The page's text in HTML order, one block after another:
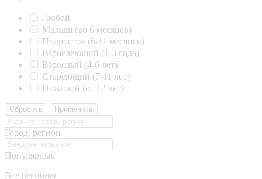
Любой
Малыш (до 6 месяцев)
Подросток (6-11 месяцев)
Взрослеющий (1-3 года)
Взрослый (4-6 лет)
Стареющий (7-11 лет)
Пожилой (от 12 лет)
Сбросить Применить
Город, регион
Популярные
Все регионы